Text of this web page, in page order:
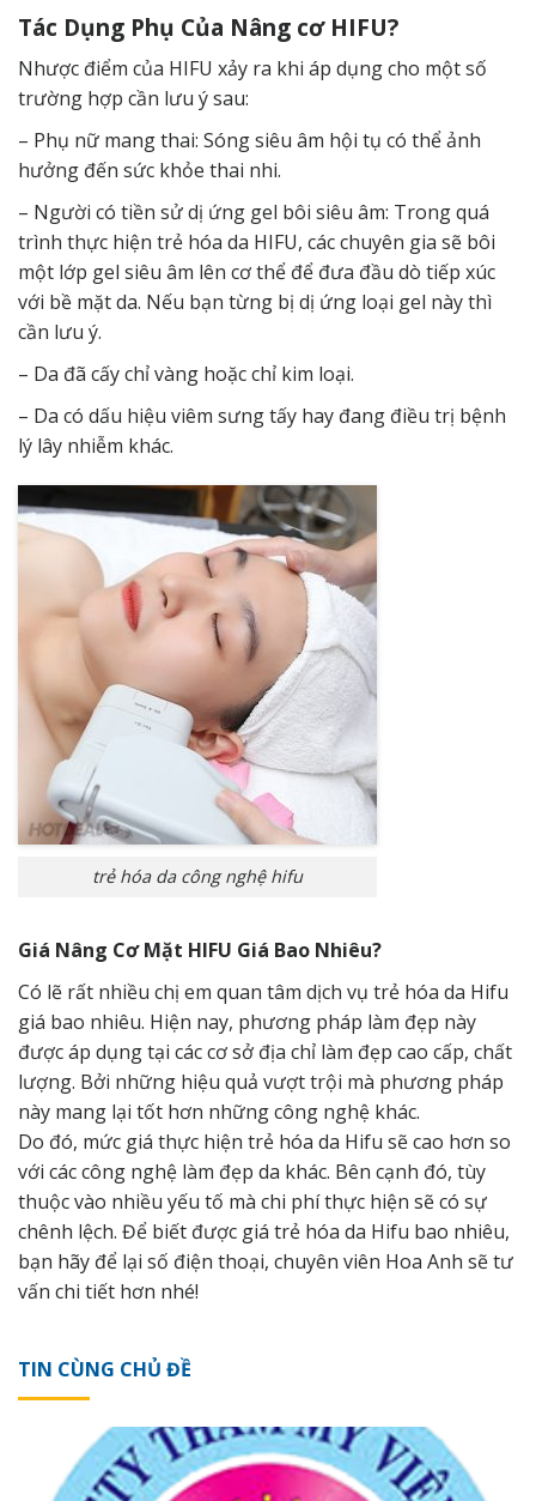
Tác Dụng Phụ Của Nâng cơ HIFU?
Nhược điểm của HIFU xảy ra khi áp dụng cho một số
trường hợp cần lưu ý sau:
– Phụ nữ mang thai: Sóng siêu âm hội tụ có thể ảnh
hưởng đến sức khỏe thai nhi.
– Người có tiền sử dị ứng gel bôi siêu âm: Trong quá
trình thực hiện trẻ hóa da HIFU, các chuyên gia sẽ bôi
một lớp gel siêu âm lên cơ thể để đưa đầu dò tiếp xúc
với bề mặt da. Nếu bạn từng bị dị ứng loại gel này thì
cần lưu ý.
– Da đã cấy chỉ vàng hoặc chỉ kim loại.
– Da có dấu hiệu viêm sưng tấy hay đang điều trị bệnh
lý lây nhiễm khác.
trẻ hóa da công nghệ hifu
Giá Nâng Cơ Mặt HIFU Giá Bao Nhiêu?
Có lẽ rất nhiều chị em quan tâm dịch vụ trẻ hóa da Hifu
giá bao nhiêu. Hiện nay, phương pháp làm đẹp này
được áp dụng tại các cơ sở địa chỉ làm đẹp cao cấp, chất
lượng. Bởi những hiệu quả vượt trội mà phương pháp
này mang lại tốt hơn những công nghệ khác.
Do đó, mức giá thực hiện trẻ hóa da Hifu sẽ cao hơn so
với các công nghệ làm đẹp da khác. Bên cạnh đó, tùy
thuộc vào nhiều yếu tố mà chi phí thực hiện sẽ có sự
chênh lệch. Để biết được giá trẻ hóa da Hifu bao nhiêu,
bạn hãy để lại số điện thoại, chuyên viên Hoa Anh sẽ tư
vấn chi tiết hơn nhé!
TIN CÙNG CHỦ ĐỀ